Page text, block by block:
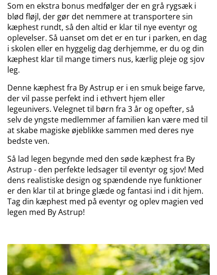
Som en ekstra bonus medfølger der en grå rygsæk i
blød fløjl, der gør det nemmere at transportere sin
kæphest rundt, så den altid er klar til nye eventyr og
oplevelser. Så uanset om det er en tur i parken, en dag
i skolen eller en hyggelig dag derhjemme, er du og din
kæphest klar til mange timers nus, kærlig pleje og sjov
leg.
Denne kæphest fra By Astrup er i en smuk beige farve,
der vil passe perfekt ind i ethvert hjem eller
legeunivers. Velegnet til børn fra 3 år og opefter, så
selv de yngste medlemmer af familien kan være med til
at skabe magiske øjeblikke sammen med deres nye
bedste ven.
Så lad legen begynde med den søde kæphest fra By
Astrup - den perfekte ledsager til eventyr og sjov! Med
dens realistiske design og spændende nye funktioner
er den klar til at bringe glæde og fantasi ind i dit hjem.
Tag din kæphest med på eventyr og oplev magien ved
legen med By Astrup!